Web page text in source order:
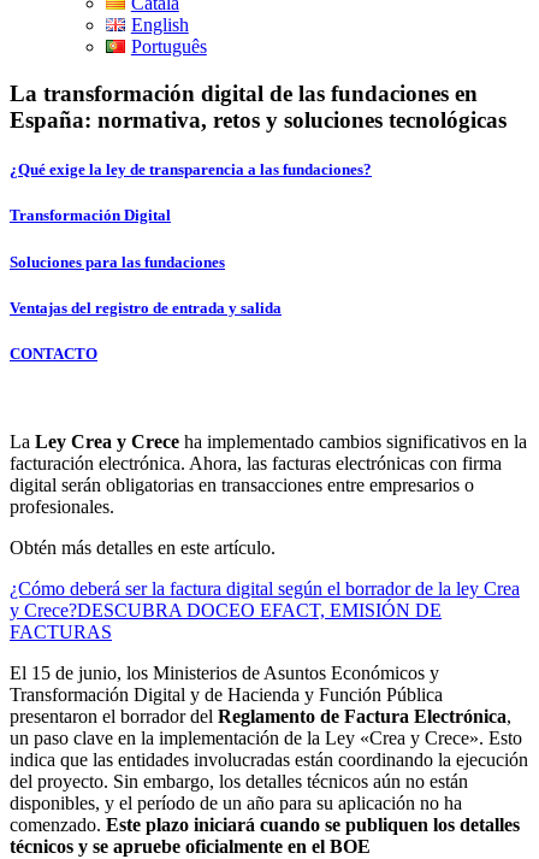
English
Português
La transformación digital de las fundaciones en
España: normativa, retos y soluciones tecnológicas
¿Qué exige la ley de transparencia a las fundaciones?
Transformación Digital
Soluciones para las fundaciones
Ventajas del registro de entrada y salida
CONTACTO
La Ley Crea y Crece ha implementado cambios significativos en la
facturación electrónica. Ahora, las facturas electrónicas con firma
digital serán obligatorias en transacciones entre empresarios o
profesionales.
Obtén más detalles en este artículo.
¿Cómo deberá ser la factura digital según el borrador de la ley Crea
y Crece?DESCUBRA DOCEO EFACT, EMISIÓN DE
FACTURAS
El 15 de junio, los Ministerios de Asuntos Económicos y
Transformación Digital y de Hacienda y Función Pública
presentaron el borrador del Reglamento de Factura Electrónica,
un paso clave en la implementación de la Ley «Crea y Crece». Esto
indica que las entidades involucradas están coordinando la ejecución
del proyecto. Sin embargo, los detalles técnicos aún no están
disponibles, y el período de un año para su aplicación no ha
comenzado. Este plazo iniciará cuando se publiquen los detalles
técnicos y se apruebe oficialmente en el BOE